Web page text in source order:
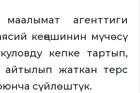
маалымат агенттиги
кеңешинин мүчөсү
кепке тартып,
айтылып жаткан терс
сүйлөштүк.